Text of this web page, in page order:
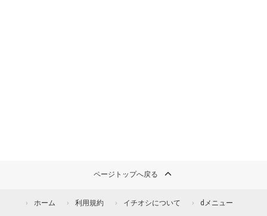
ページトップへ戻る
ホーム 利用規約 イチオシについて dメニュー